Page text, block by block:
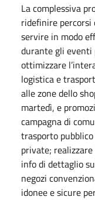
La complessiva
ridefinire percorsi
servire in modo
durante gli
ottimizzare
logistica e
alle zone dello
martedì, e
campagna di
trasporto
private;
info di dettaglio
negozi
idonee e sicure